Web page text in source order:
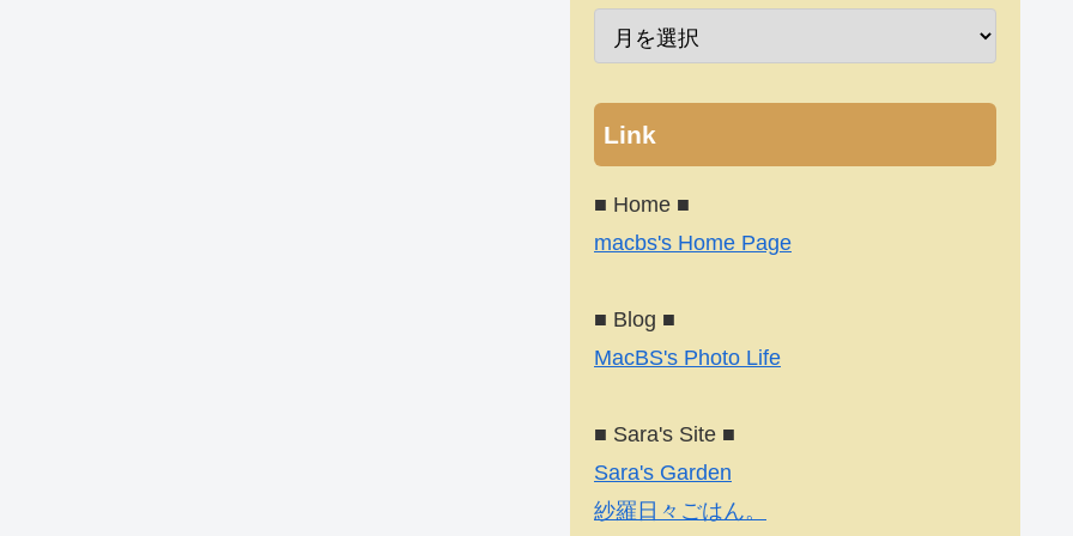
Link
■ Home ■
macbs's Home Page
■ Blog ■
MacBS's Photo Life
■ Sara's Site ■
Sara's Garden
紗羅日々ごはん。